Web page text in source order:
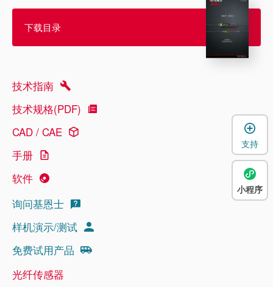
下载目录
技术指南
技术规格(PDF)
CAD / CAE
手册
软件
询问基恩士
样机演示/测试
免费试用产品
光纤传感器
支持
小程序